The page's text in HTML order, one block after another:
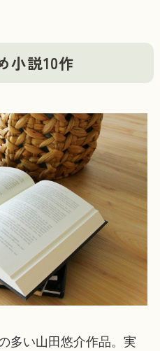
小説10作
多い山田悠介作品。実